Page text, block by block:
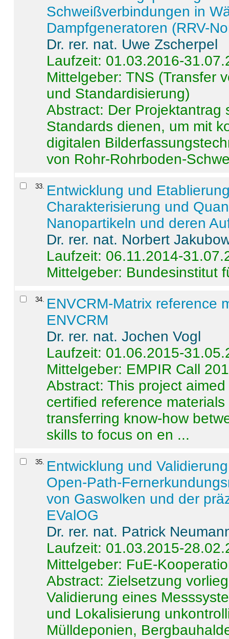
Schweißverbindungen in
Dampfgeneratoren (RRV-
Dr. rer. nat. Uwe Zscherpel
Laufzeit: 01.03.2016-
Mittelgeber: TNS (Transfer
und Standardisierung)
Abstract: Der Projektantrag
Standards dienen, um mit
digitalen
von Rohr-Rohrboden-
33. Entwicklung und
Charakterisierung und
Nanopartikeln und deren
Dr. rer. nat. Norbert
Laufzeit: 06.11.2014-
Mittelgeber: Bundesinstitut
34. ENVCRM-Matrix reference
ENVCRM
Dr. rer. nat. Jochen Vogl
Laufzeit: 01.06.2015-
Mittelgeber: EMPIR Call
Abstract:This project
certified reference
transferring know-how
skills to focus on en ...
35. Entwicklung und
Open-Path-
von Gaswolken und der
EValOG
Dr. rer. nat. Patrick
Laufzeit: 01.03.2015-
Mittelgeber: FuE-
Abstract:Zielsetzung
Validierung eines
und Lokalisierung
Mülldeponien,